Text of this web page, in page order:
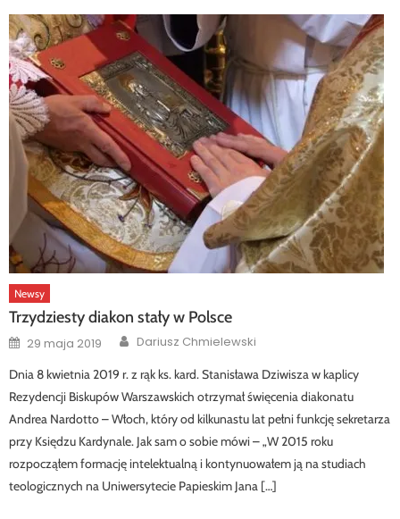
Newsy
Trzydziesty diakon stały w Polsce
Posted
on
29 maja 2019 Author
Dariusz Chmielewski
Dnia 8 kwietnia 2019 r. z rąk ks. kard. Stanisława Dziwisza w kaplicy
Rezydencji Biskupów Warszawskich otrzymał święcenia diakonatu
Andrea Nardotto – Włoch, który od kilkunastu lat pełni funkcję sekretarza
przy Księdzu Kardynale. Jak sam o sobie mówi – „W 2015 roku
rozpocząłem formację intelektualną i kontynuowałem ją na studiach
teologicznych na Uniwersytecie Papieskim Jana […]